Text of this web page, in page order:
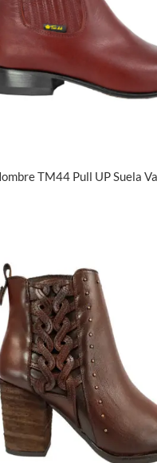
TM44 Pull UP Suela